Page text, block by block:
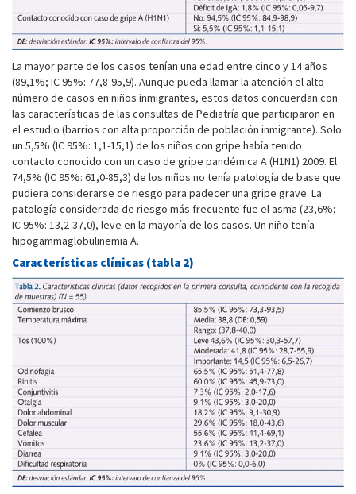
La mayor parte de los casos tenían una edad entre cinco y 14 años
(89,1%; IC 95%: 77,8-95,9). Aunque pueda llamar la atención el alto
número de casos en niños inmigrantes, estos datos concuerdan con
las características de las consultas de Pediatría que participaron en
el estudio (barrios con alta proporción de población inmigrante). Solo
un 5,5% (IC 95%: 1,1-15,1) de los niños con gripe había tenido
contacto conocido con un caso de gripe pandémica A (H1N1) 2009. El
74,5% (IC 95%: 61,0-85,3) de los niños no tenía patología de base que
pudiera considerarse de riesgo para padecer una gripe grave. La
patología considerada de riesgo más frecuente fue el asma (23,6%;
IC 95%: 13,2-37,0), leve en la mayoría de los casos. Un niño tenía
hipogammaglobulinemia A.
Características clínicas (tabla 2)